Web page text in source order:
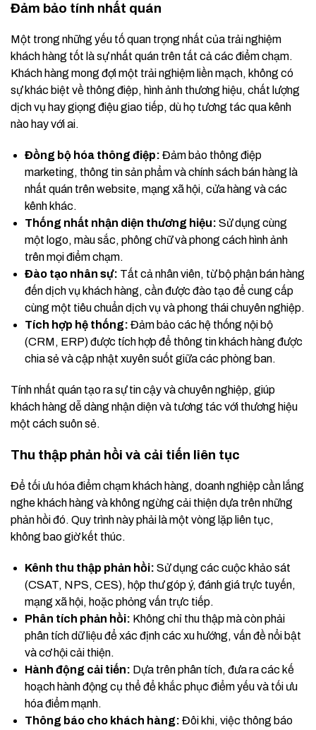
Đảm bảo tính nhất quán
Một trong những yếu tố quan trọng nhất của trải nghiệm
khách hàng tốt là sự nhất quán trên tất cả các điểm chạm.
Khách hàng mong đợi một trải nghiệm liền mạch, không có
sự khác biệt về thông điệp, hình ảnh thương hiệu, chất lượng
dịch vụ hay giọng điệu giao tiếp, dù họ tương tác qua kênh
nào hay với ai.
Đồng bộ hóa thông điệp: Đảm bảo thông điệp
marketing, thông tin sản phẩm và chính sách bán hàng là
nhất quán trên website, mạng xã hội, cửa hàng và các
kênh khác.
Thống nhất nhận diện thương hiệu: Sử dụng cùng
một logo, màu sắc, phông chữ và phong cách hình ảnh
trên mọi điểm chạm.
Đào tạo nhân sự: Tất cả nhân viên, từ bộ phận bán hàng
đến dịch vụ khách hàng, cần được đào tạo để cung cấp
cùng một tiêu chuẩn dịch vụ và phong thái chuyên nghiệp.
Tích hợp hệ thống: Đảm bảo các hệ thống nội bộ
(CRM, ERP) được tích hợp để thông tin khách hàng được
chia sẻ và cập nhật xuyên suốt giữa các phòng ban.
Tính nhất quán tạo ra sự tin cậy và chuyên nghiệp, giúp
khách hàng dễ dàng nhận diện và tương tác với thương hiệu
một cách suôn sẻ.
Thu thập phản hồi và cải tiến liên tục
Để tối ưu hóa điểm chạm khách hàng, doanh nghiệp cần lắng
nghe khách hàng và không ngừng cải thiện dựa trên những
phản hồi đó. Quy trình này phải là một vòng lặp liên tục,
không bao giờ kết thúc.
Kênh thu thập phản hồi: Sử dụng các cuộc khảo sát
(CSAT, NPS, CES), hộp thư góp ý, đánh giá trực tuyến,
mạng xã hội, hoặc phỏng vấn trực tiếp.
Phân tích phản hồi: Không chỉ thu thập mà còn phải
phân tích dữ liệu để xác định các xu hướng, vấn đề nổi bật
và cơ hội cải thiện.
Hành động cải tiến: Dựa trên phân tích, đưa ra các kế
hoạch hành động cụ thể để khắc phục điểm yếu và tối ưu
hóa điểm mạnh.
Thông báo cho khách hàng: Đôi khi, việc thông báo